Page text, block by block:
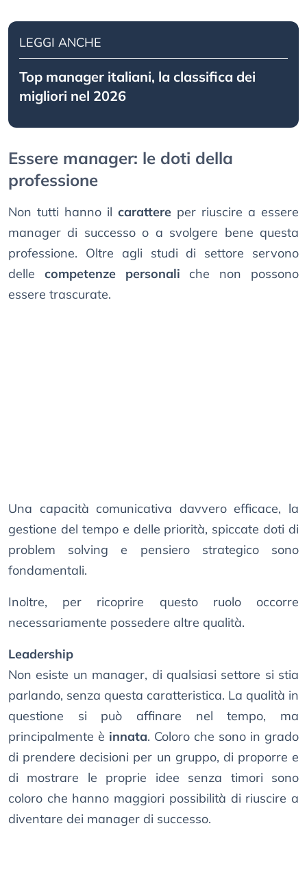
LEGGI ANCHE
Top manager italiani, la classifica dei
migliori nel 2026
Essere manager: le doti della
professione
Non tutti hanno il carattere per riuscire a essere
manager di successo o a svolgere bene questa
professione. Oltre agli studi di settore servono
delle competenze personali che non possono
essere trascurate.
Una capacità comunicativa davvero efficace, la
gestione del tempo e delle priorità, spiccate doti di
problem solving e pensiero strategico sono
fondamentali.
Inoltre, per ricoprire questo ruolo occorre
necessariamente possedere altre qualità.
Leadership
Non esiste un manager, di qualsiasi settore si stia
parlando, senza questa caratteristica. La qualità in
questione si può affinare nel tempo, ma
principalmente è innata. Coloro che sono in grado
di prendere decisioni per un gruppo, di proporre e
di mostrare le proprie idee senza timori sono
coloro che hanno maggiori possibilità di riuscire a
diventare dei manager di successo.